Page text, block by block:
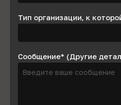
Тип организации, к
Сообщение* (Другие